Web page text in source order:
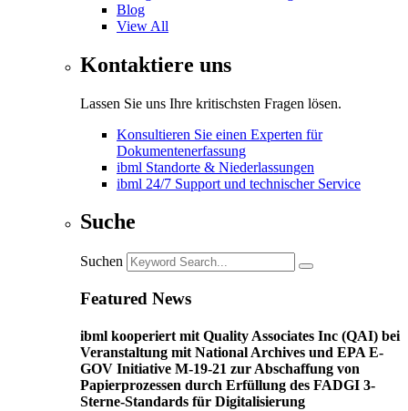
Blog
View All
Kontaktiere uns
Lassen Sie uns Ihre kritischsten Fragen lösen.
Konsultieren Sie einen Experten für
Dokumentenerfassung
ibml Standorte & Niederlassungen
ibml 24/7 Support und technischer Service
Suche
Suchen
Featured News
ibml kooperiert mit Quality Associates Inc (QAI) bei
Veranstaltung mit National Archives und EPA E-
GOV Initiative M-19-21 zur Abschaffung von
Papierprozessen durch Erfüllung des FADGI 3-
Sterne-Standards für Digitalisierung